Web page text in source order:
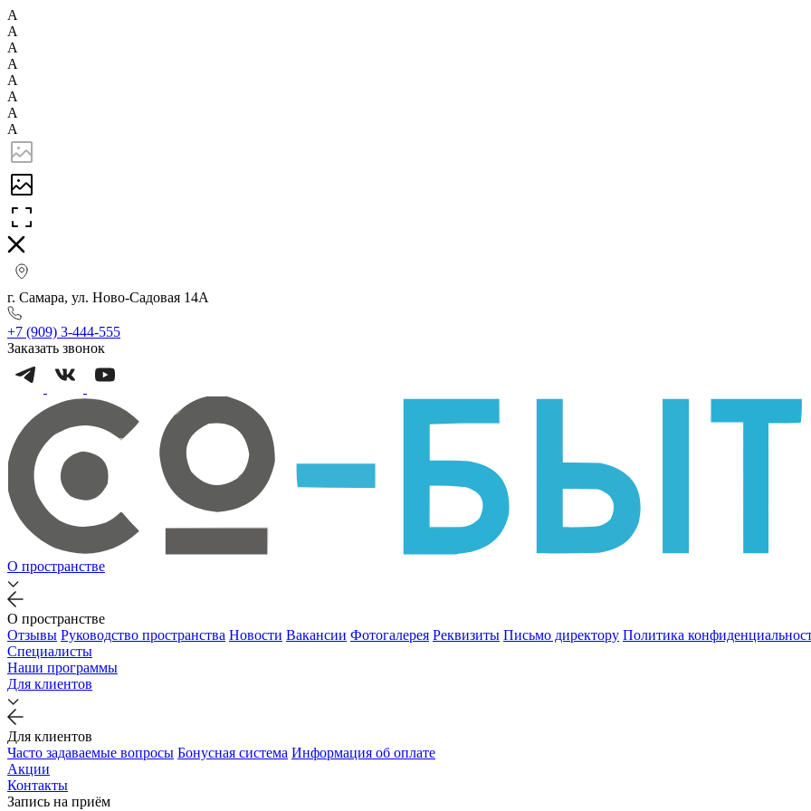
А
А
А
А
А
А
А
А
г. Самара, ул. Ново-Садовая 14А
+7 (909) 3-444-555
Заказать звонок
О пространстве
О пространстве
Отзывы Руководство пространства Новости Вакансии Фотогалерея Реквизиты Письмо директору Политика
Специалисты
Наши программы
Для клиентов
Для клиентов
Часто задаваемые вопросы Бонусная система Информация об оплате
Акции
Контакты
Запись на приём